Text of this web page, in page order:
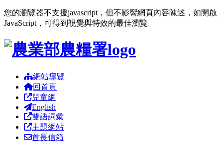
您的瀏覽器不支援javascript，但不影響網頁內容陳述，如開啟
JavaScript，可得到視覺與特效的最佳瀏覽
跳到主要內容區塊
網站導覽
回首頁
兒童網
English
雙語詞彙
主題網站
首長信箱